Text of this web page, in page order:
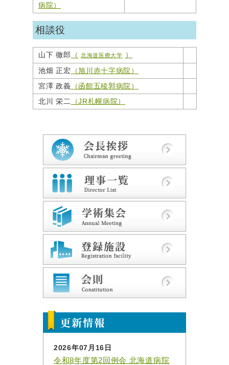
病院）
相談役
山下 徹郎 （ 北海道医療大学 ）
池畑 正宏 （旭川赤十字病院）
宮澤 政義 （函館五稜郭病院）
北川 栄二
（JR札幌病院）
2026年07月16日
令和8年度第2回例会 北海道病院